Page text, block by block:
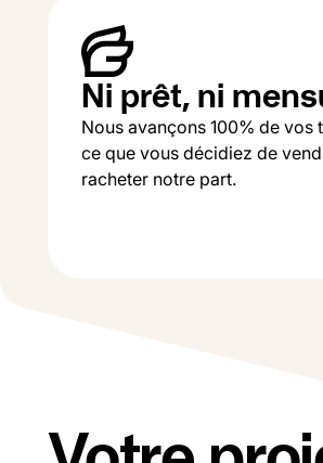
Ni prêt, ni
Nous avançons 100% de vos
ce que vous décidiez de
racheter notre part.